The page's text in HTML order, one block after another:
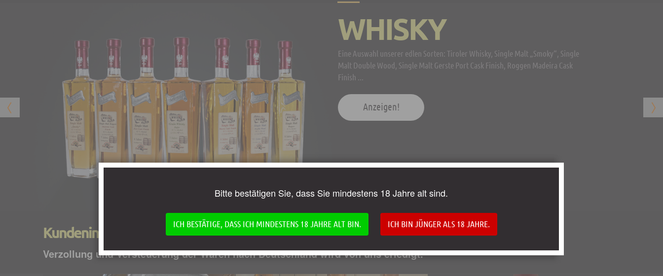
WHISKY
Eine Auswahl unserer edlen Sorten: Tiroler Whisky, Single Malt „Smoky“, Single
Malt Double Wood, Single Malt Gerste Port Cask Finish, Roggen Madeira Cask
Finish ...
Anzeigen!
Kundeninformation:
Verzollung und Versteuerung der Waren nach Deutschland wird von uns erledigt.
Bitte bestätigen Sie, dass Sie mindestens 18 Jahre alt sind.
ICH BESTÄTIGE, DASS ICH MINDESTENS 18 JAHRE ALT BIN. ICH BIN JÜNGER ALS 18 JAHRE.